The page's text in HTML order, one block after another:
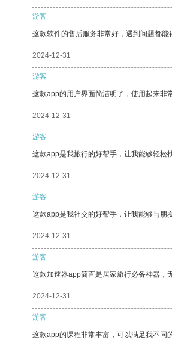
游客
这款软件的售后服务非常好，遇到问题都能
2024-12-31
游客
这款app的用户界面简洁明了，使用起来非
2024-12-31
游客
这款app是我旅行的好帮手，让我能够轻松
2024-12-31
游客
这款app是我社交的好帮手，让我能够与朋
2024-12-31
游客
这款加速器app简直是居家旅行必备神器，
2024-12-31
游客
这款app的课程非常丰富，可以满足我不同